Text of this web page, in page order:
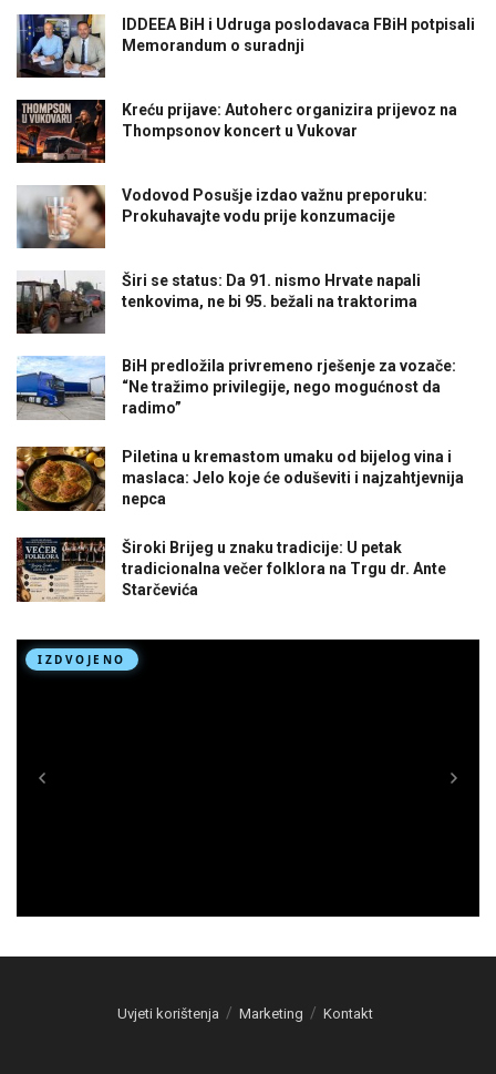
IDDEEA BiH i Udruga poslodavaca FBiH potpisali
Memorandum o suradnji
Kreću prijave: Autoherc organizira prijevoz na
Thompsonov koncert u Vukovar
Vodovod Posušje izdao važnu preporuku:
Prokuhavajte vodu prije konzumacije
Širi se status: Da 91. nismo Hrvate napali
tenkovima, ne bi 95. bežali na traktorima
BiH predložila privremeno rješenje za vozače:
“Ne tražimo privilegije, nego mogućnost da
radimo”
Piletina u kremastom umaku od bijelog vina i
maslaca: Jelo koje će oduševiti i najzahtjevnija
nepca
Široki Brijeg u znaku tradicije: U petak
tradicionalna večer folklora na Trgu dr. Ante
Starčevića
Uvjeti korištenja Marketing Kontakt